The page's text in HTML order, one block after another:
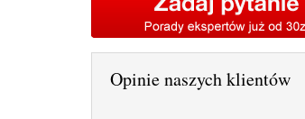
Opinie naszych klientów